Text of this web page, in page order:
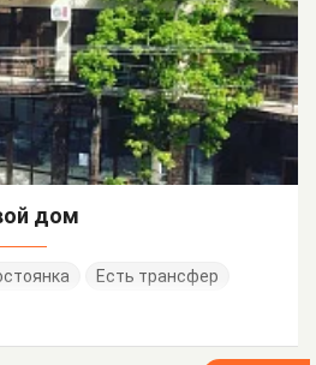
дом
Есть трансфер